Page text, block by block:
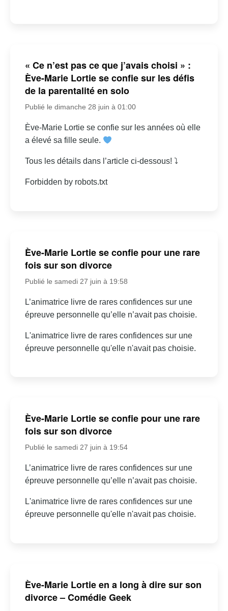
« Ce n’est pas ce que j’avais choisi » :
Ève-Marie Lortie se confie sur les défis
de la parentalité en solo
Publié le dimanche 28 juin à 01:00
Ève-Marie Lortie se confie sur les années où elle
a élevé sa fille seule.
Tous les détails dans l’article ci-dessous! ⤵
Forbidden by robots.txt
Ève-Marie Lortie se confie pour une rare
fois sur son divorce
Publié le samedi 27 juin à 19:58
L’animatrice livre de rares confidences sur une
épreuve personnelle qu’elle n’avait pas choisie.
L'animatrice livre de rares confidences sur une
épreuve personnelle qu'elle n'avait pas choisie.
Ève-Marie Lortie se confie pour une rare
fois sur son divorce
Publié le samedi 27 juin à 19:54
L’animatrice livre de rares confidences sur une
épreuve personnelle qu’elle n’avait pas choisie.
L'animatrice livre de rares confidences sur une
épreuve personnelle qu'elle n'avait pas choisie.
Ève-Marie Lortie en a long à dire sur son
divorce – Comédie Geek